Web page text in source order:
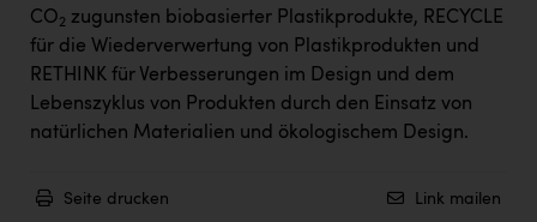
CO2 zugunsten biobasierter Plastikprodukte, RECYCLE
für die Wiederverwertung von Plastikprodukten und
RETHINK für Verbesserungen im Design und dem
Lebenszyklus von Produkten durch den Einsatz von
natürlichen Materialien und ökologischem Design.
Seite drucken Link mailen